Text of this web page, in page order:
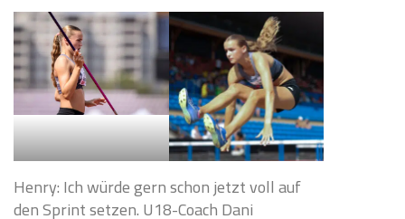
Henry: Ich würde gern schon jetzt voll auf
den Sprint setzen. U18-Coach Dani